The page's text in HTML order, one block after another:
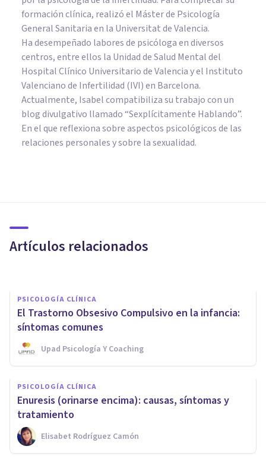
formación clínica, realizó el Máster de Psicología
General Sanitaria en la Universitat de Valencia.
Ha desempeñado labores de psicóloga en diversos
centros, entre ellos la Unidad de Salud Mental del
Hospital Clínico Universitario de Valencia y el Instituto
Valenciano de Infertilidad (IVI) en Barcelona.
Actualmente, Isabel compatibiliza su trabajo con un
blog divulgativo llamado “Sexplícitamente Hablando”.
En el que reflexiona sobre aspectos psicológicos de las
relaciones personales y sobre la sexualidad.
Artículos relacionados
síntomas, causas y tratamiento
PSICOLOGÍA CLÍNICA
El Trastorno Obsesivo Compulsivo en la infancia:
síntomas comunes
Upad Psicología Y Coaching
PSICOLOGÍA CLÍNICA
Enuresis (orinarse encima): causas, síntomas y
tratamiento
Elisabet Rodríguez Camón
Enfermedad de Canavan:
síntomas, causas y tratamiento
Arturo Torres